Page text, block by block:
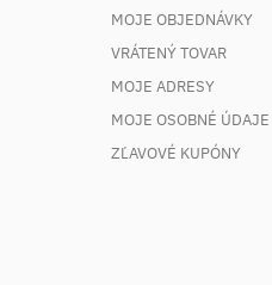
MOJE OBJEDNÁVKY
VRÁTENÝ TOVAR
MOJE ADRESY
MOJE OSOBNÉ ÚDAJE
ZĽAVOVÉ KUPÓNY